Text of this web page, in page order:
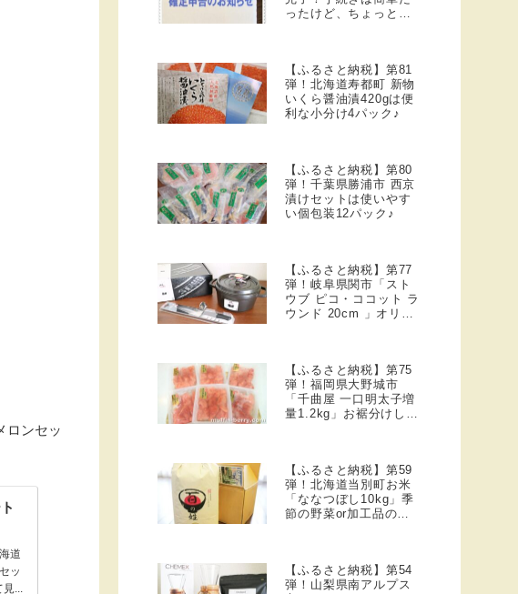
ロンセッ
道
ッ
...
ったけど、ちょっと分
【ふるさと納税】第81
弾！北海道寿都町 新物
いくら醤油漬420gは便
利な小分け4パック♪
【ふるさと納税】第80
弾！千葉県勝浦市 西京
漬けセットは使いやす
い個包装12パック♪
【ふるさと納税】第77
弾！岐阜県関市「スト
ウブ ピコ・ココット ラ
ウンド 20cm 」オリジ
【ふるさと納税】第75
弾！福岡県大野城市
「千曲屋 一口明太子増
量1.2kg」お裾分けしや
【ふるさと納税】第59
弾！北海道当別町お米
「ななつぼし10kg」季
節の野菜or加工品のお
【ふるさと納税】第54
弾！山梨県南アルプス